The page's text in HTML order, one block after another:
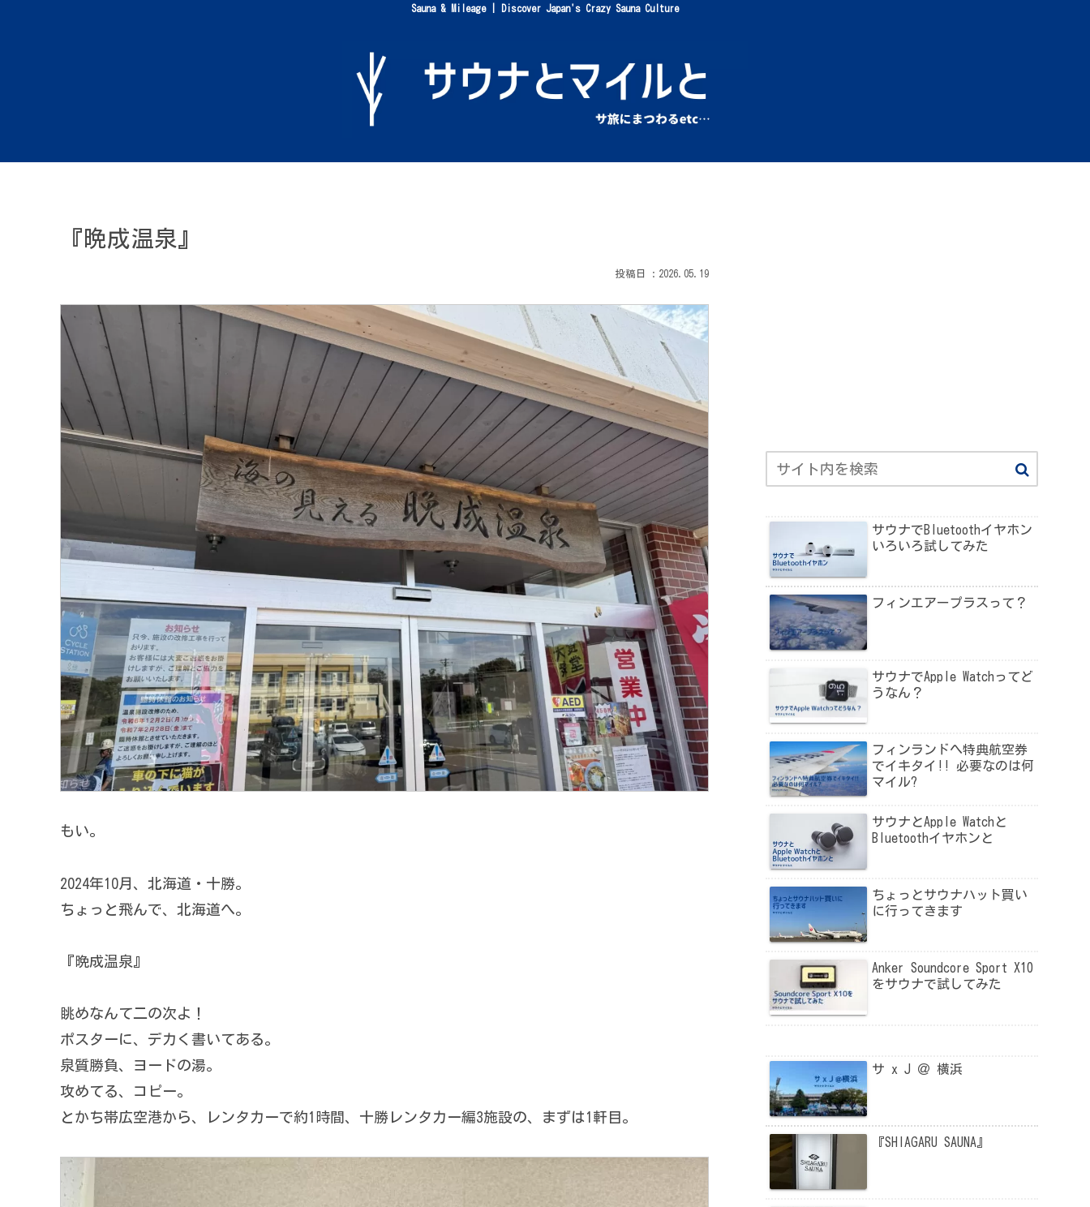
Sauna & Mileage | Discover Japan's Crazy Sauna Culture
『晩成温泉』
2026.05.19
もい。
2024年10月、北海道・十勝。
ちょっと飛んで、北海道へ。
『晩成温泉』
眺めなんて二の次よ！
ポスターに、デカく書いてある。
泉質勝負、ヨードの湯。
攻めてる、コピー。
とかち帯広空港から、レンタカーで約1時間、十勝レンタカー編3施設の、まずは1軒目。
サウナでBluetoothイヤホン
いろいろ試してみた
フィンエアープラスって？
サウナでApple Watchってど
うなん？
フィンランドへ特典航空券
でイキタイ!! 必要なのは何
マイル?
サウナとApple Watchと
Bluetoothイヤホンと
ちょっとサウナハット買い
に行ってきます
Anker Soundcore Sport X10
をサウナで試してみた
サ x J ＠ 横浜
『SHIAGARU SAUNA』